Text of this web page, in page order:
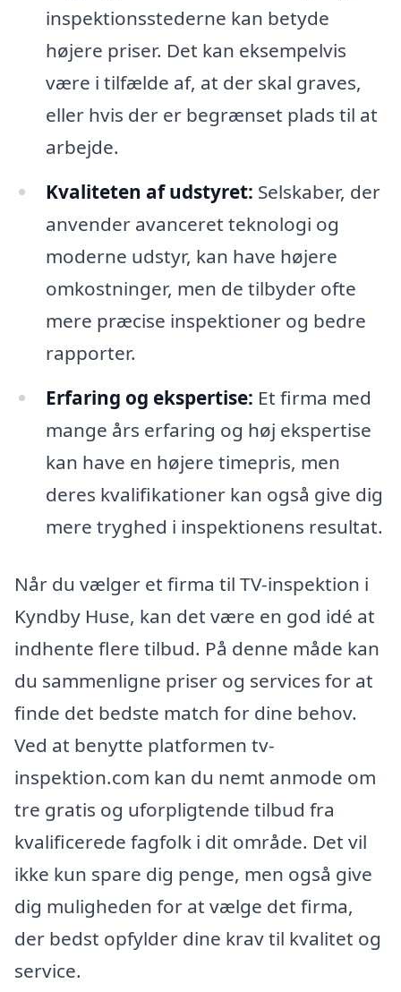
inspektionsstederne kan betyde
højere priser. Det kan eksempelvis
være i tilfælde af, at der skal graves,
eller hvis der er begrænset plads til at
arbejde.
Kvaliteten af udstyret: Selskaber, der
anvender avanceret teknologi og
moderne udstyr, kan have højere
omkostninger, men de tilbyder ofte
mere præcise inspektioner og bedre
rapporter.
Erfaring og ekspertise: Et firma med
mange års erfaring og høj ekspertise
kan have en højere timepris, men
deres kvalifikationer kan også give dig
mere tryghed i inspektionens resultat.
Når du vælger et firma til TV-inspektion i
Kyndby Huse, kan det være en god idé at
indhente flere tilbud. På denne måde kan
du sammenligne priser og services for at
finde det bedste match for dine behov.
Ved at benytte platformen tv-
inspektion.com kan du nemt anmode om
tre gratis og uforpligtende tilbud fra
kvalificerede fagfolk i dit område. Det vil
ikke kun spare dig penge, men også give
dig muligheden for at vælge det firma,
der bedst opfylder dine krav til kvalitet og
service.